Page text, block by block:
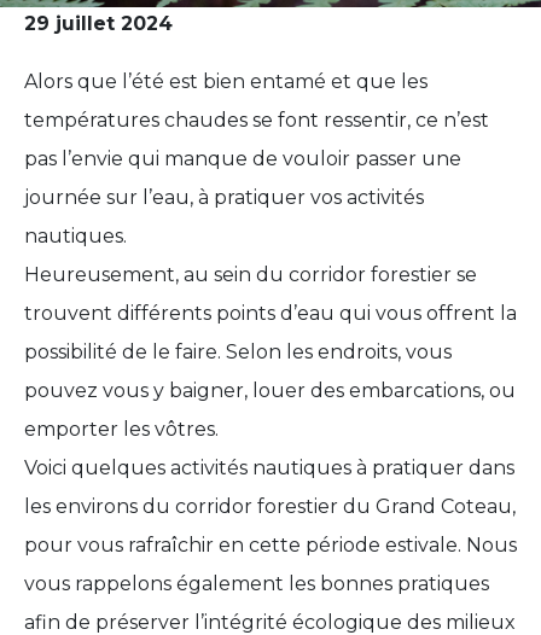
29 juillet 2024
Alors que l’été est bien entamé et que les
températures chaudes se font ressentir, ce n’est
pas l’envie qui manque de vouloir passer une
journée sur l’eau, à pratiquer vos activités
nautiques.
Heureusement, au sein du corridor forestier se
trouvent différents points d’eau qui vous offrent la
possibilité de le faire. Selon les endroits, vous
pouvez vous y baigner, louer des embarcations, ou
emporter les vôtres.
Voici quelques activités nautiques à pratiquer dans
les environs du corridor forestier du Grand Coteau,
pour vous rafraîchir en cette période estivale. Nous
vous rappelons également les bonnes pratiques
afin de préserver l’intégrité écologique des milieux